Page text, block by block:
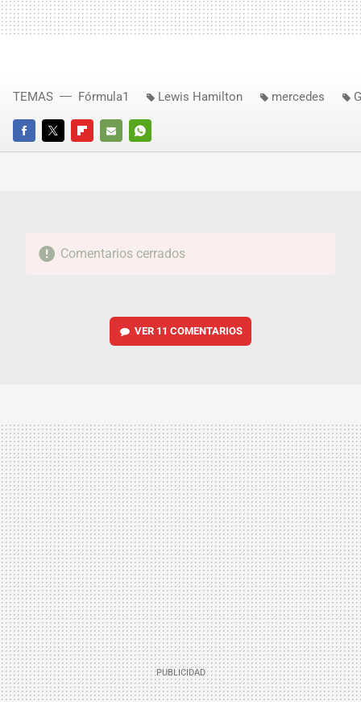
FACEBOOKTWITTERFLIPBOARD
E-
WHATSAPP
TEMAS Fórmula1 Lewis Hamilton mercedes
Comentarios cerrados
VER 11 COMENTARIOS